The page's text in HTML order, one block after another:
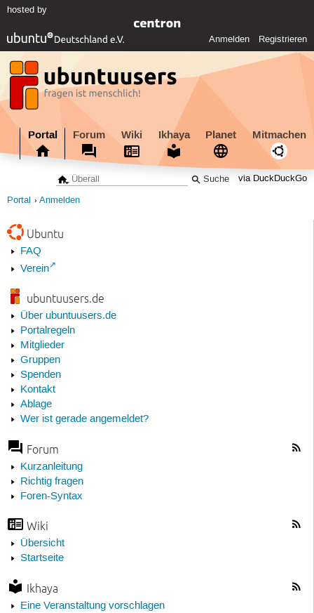
hosted by
Anmelden Registrieren
Portal Forum Wiki Ikhaya Planet Mitmachen
via DuckDuckGo
Portal Anmelden
Ubuntu
FAQ
Verein
ubuntuusers.de
Über ubuntuusers.de
Portalregeln
Mitglieder
Gruppen
Spenden
Kontakt
Ablage
Wer ist gerade angemeldet?
Forum
Kurzanleitung
Richtig fragen
Foren-Syntax
Wiki
Übersicht
Startseite
Ikhaya
Eine Veranstaltung vorschlagen